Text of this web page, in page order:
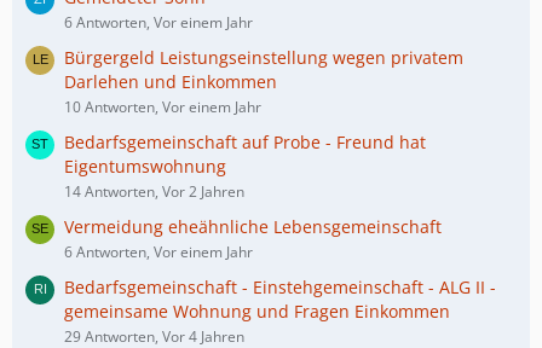
6 Antworten, Vor einem Jahr
Bürgergeld Leistungseinstellung wegen privatem
Darlehen und Einkommen
10 Antworten, Vor einem Jahr
Bedarfsgemeinschaft auf Probe - Freund hat
Eigentumswohnung
14 Antworten, Vor 2 Jahren
Vermeidung eheähnliche Lebensgemeinschaft
6 Antworten, Vor einem Jahr
Bedarfsgemeinschaft - Einstehgemeinschaft - ALG II -
gemeinsame Wohnung und Fragen Einkommen
29 Antworten, Vor 4 Jahren